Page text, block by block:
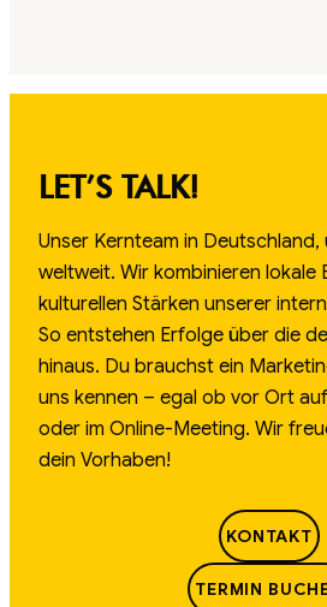
LET’S TALK!
Unser Kernteam in
weltweit. Wir kombinieren lokale
kulturellen Stärken unserer
So entstehen Erfolge über die
hinaus. Du brauchst ein
uns kennen – egal ob vor Ort
oder im Online-Meeting. Wir
dein Vorhaben!
KONTAKT
TERMIN